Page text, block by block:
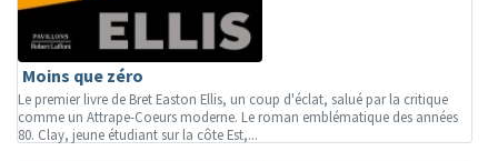
Moins que zéro
Le premier livre de Bret Easton Ellis, un coup d'éclat, salué par la critique
comme un Attrape-Coeurs moderne. Le roman emblématique des années
80. Clay, jeune étudiant sur la côte Est,...